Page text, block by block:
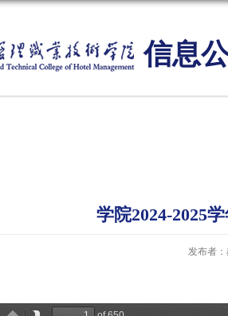
信息
学院2024-2025
发布者